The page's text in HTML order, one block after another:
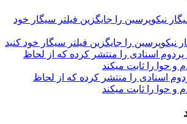
نیکوپرسین را جایگزین فیلتر سیگار خود کنید
اسنادی را منتشر کرده که از لحاظ
و حوا را ثابت میکند